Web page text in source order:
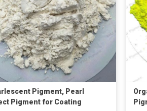
Pigment, Pearl
Pigment for Coating